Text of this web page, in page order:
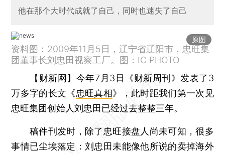
他在那个大时代成就了自己，同时也迷失了自己
原图
资料图：2009年11月5日，辽宁省辽阳市，忠旺集
团董事长刘忠田视察工厂。图：IC PHOTO
【财新网】 今年7月3日《财新周刊》发表了3
万多字的长文《忠旺真相》，此时距我们第一次见
忠旺集团创始人刘忠田已经过去整整三年。
稿件刊发时，除了忠旺接盘人尚未可知，很多
事情已尘埃落定：刘忠田未能像他所说的卖掉海外